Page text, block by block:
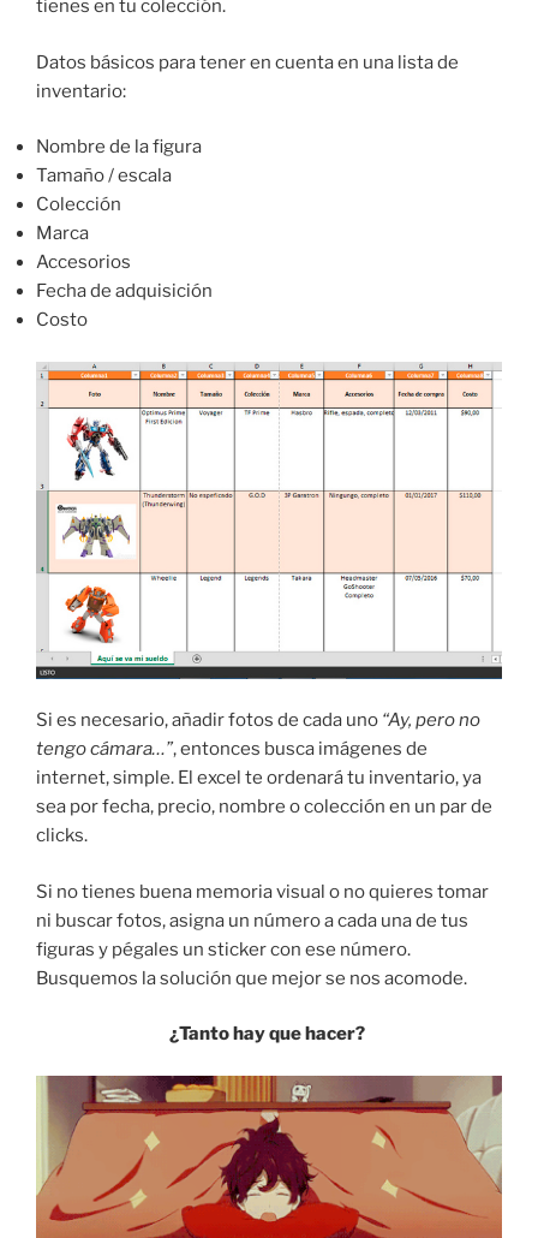
tienes en tu colección.
Datos básicos para tener en cuenta en una lista de
inventario:
Nombre de la figura
Tamaño / escala
Colección
Marca
Accesorios
Fecha de adquisición
Costo
Si es necesario, añadir fotos de cada uno “Ay, pero no
tengo cámara…”, entonces busca imágenes de
internet, simple. El excel te ordenará tu inventario, ya
sea por fecha, precio, nombre o colección en un par de
clicks.
Si no tienes buena memoria visual o no quieres tomar
ni buscar fotos, asigna un número a cada una de tus
figuras y pégales un sticker con ese número.
Busquemos la solución que mejor se nos acomode.
¿Tanto hay que hacer?